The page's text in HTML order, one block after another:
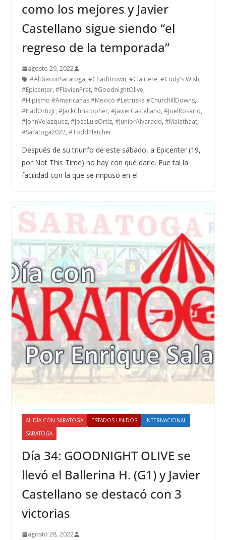
como los mejores y Javier
Castellano sigue siendo “el
regreso de la temporada”
agosto 29, 2022
#AlDíaconSaratoga, #ChadBrown, #Clairiere, #Cody's Wish,
#Epicenter, #FlavienPrat, #GoodnightOlive,
#Hipismo #Americanas #Mexico #Letruska #ChurchillDowns,
#IradOrtizJr, #JackChristopher, #JavierCastellano, #JoelRosario,
#JohnVelazquez, #JoséLuisOrtiz, #JuniorAlvarado, #Malathaat,
#Saratoga2022, #ToddPletcher
Después de su triunfo de este sábado, a Epicenter (19,
por Not This Time) no hay con qué darle. Fue tal la
facilidad con la que se impuso en el
AL DÍA CON SARATOGA ESTADOS UNIDOS
INTERNACIONAL
SARATOGA
Día 34: GOODNIGHT OLIVE se
llevó el Ballerina H. (G1) y Javier
Castellano se destacó con 3
victorias
agosto 28, 2022